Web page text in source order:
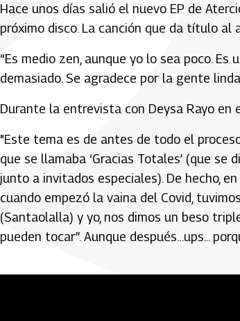
Hace unos días salió el nuevo EP de
próximo disco. La canción que da título al
“Es medio zen, aunque yo lo sea poco.
demasiado. Se agradece por la gente
Durante la entrevista con Deysa Rayo en
"Este tema es de antes de todo el
que se llamaba ‘Gracias Totales’ (que
junto a invitados especiales). De hecho,
cuando empezó la vaina del Covid,
(Santaolalla) y yo, nos dimos un beso
pueden tocar”. Aunque después…ups...